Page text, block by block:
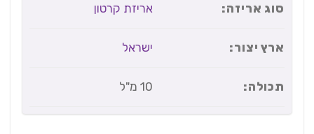
סוג אריזה: אריזת קרטון
ארץ יצור: ישראל
תכולה: 10 מ"ל